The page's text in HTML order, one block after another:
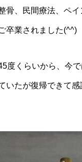
骨、民間療法、ペ
卒業されました(^^)
度くらいから、今
いたが復帰できて